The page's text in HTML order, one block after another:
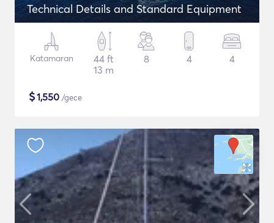
Technical Details and Standard Equipment
Katamaran
44 ft
13 m
8 4 4
$1,550 /gece